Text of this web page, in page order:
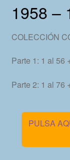
1958 –
COLECCIÓN
Parte 1: 1 al 56
Parte 2: 1 al 76
PULSA